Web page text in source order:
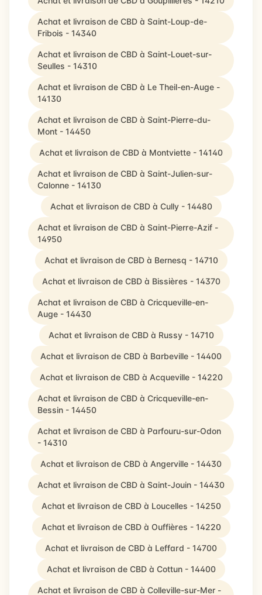
Achat et livraison de CBD à Saint-Loup-de-
Fribois - 14340
Achat et livraison de CBD à Saint-Louet-sur-
Seulles - 14310
Achat et livraison de CBD à Le Theil-en-Auge -
14130
Achat et livraison de CBD à Saint-Pierre-du-
Mont - 14450
Achat et livraison de CBD à Montviette - 14140
Achat et livraison de CBD à Saint-Julien-sur-
Calonne - 14130
Achat et livraison de CBD à Cully - 14480
Achat et livraison de CBD à Saint-Pierre-Azif -
14950
Achat et livraison de CBD à Bernesq - 14710
Achat et livraison de CBD à Bissières - 14370
Achat et livraison de CBD à Cricqueville-en-
Auge - 14430
Achat et livraison de CBD à Russy - 14710
Achat et livraison de CBD à Barbeville - 14400
Achat et livraison de CBD à Acqueville - 14220
Achat et livraison de CBD à Cricqueville-en-
Bessin - 14450
Achat et livraison de CBD à Parfouru-sur-Odon
- 14310
Achat et livraison de CBD à Angerville - 14430
Achat et livraison de CBD à Saint-Jouin - 14430
Achat et livraison de CBD à Loucelles - 14250
Achat et livraison de CBD à Ouffières - 14220
Achat et livraison de CBD à Leffard - 14700
Achat et livraison de CBD à Cottun - 14400
Achat et livraison de CBD à Colleville-sur-Mer -